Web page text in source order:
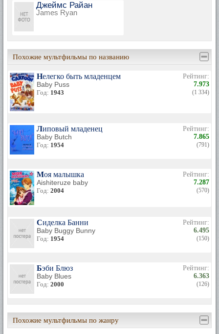
Джеймс Райан
James Ryan
Похожие мультфильмы по названию
Нелегко быть младенцем
Baby Puss
Год: 1943
Рейтинг:
7.973
(1 334)
Липовый младенец
Baby Butch
Год: 1954
Рейтинг:
7.865
(791)
Моя малышка
Aishiteruze baby
Год: 2004
Рейтинг:
7.287
(570)
Сиделка Банни
Baby Buggy Bunny
Год: 1954
Рейтинг:
6.495
(150)
Бэби Блюз
Baby Blues
Год: 2000
Рейтинг:
6.363
(126)
Похожие мультфильмы по жанру